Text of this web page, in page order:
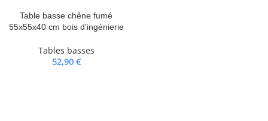
Table basse chêne fumé
55x55x40 cm bois d’ingénierie
Tables basses
52,90 €